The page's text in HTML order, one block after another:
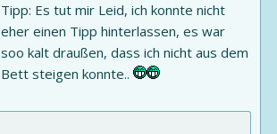
Tipp: Es tut mir Leid, ich konnte nicht
eher einen Tipp hinterlassen, es war
soo kalt draußen, dass ich nicht aus dem
Bett steigen konnte..